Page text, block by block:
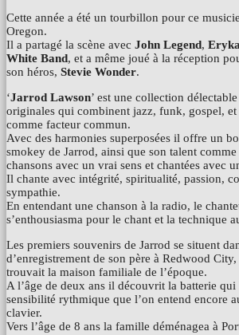
Cette année a été un tourbillon pour ce
Oregon.
Il a partagé la scène avec John Legend,
White Band, et a même joué à la réception
son héros, Stevie Wonder.
‘Jarrod Lawson’ est une collection
originales qui combinent jazz, funk, gospel, et
comme facteur commun.
Avec des harmonies superposées il offre un
smokey de Jarrod, ainsi que son talent
chansons avec un vrai sens et chantées avec
Il chante avec intégrité, spiritualité, passion,
sympathie.
En entendant une chanson à la radio, le
s’enthousiasma pour le chant et la technique
Les premiers souvenirs de Jarrod se situent
d’enregistrement de son père à Redwood
trouvait la maison familiale de l’époque.
A l’âge de deux ans il découvrit la batterie
sensibilité rythmique que l’on entend encore
clavier.
Vers l’âge de 8 ans la famille déménagea à